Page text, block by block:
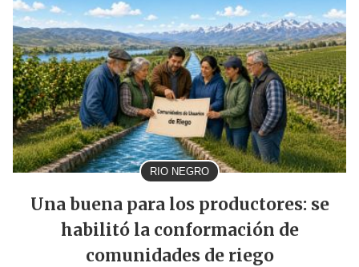
RIO NEGRO
Una buena para los productores: se
habilitó la conformación de
comunidades de riego